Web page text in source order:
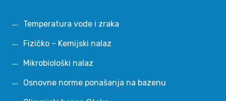
Temperatura vode i zraka
Fizičko – Kemijski nalaz
Mikrobiološki nalaz
Osnovne norme ponašanja na bazenu